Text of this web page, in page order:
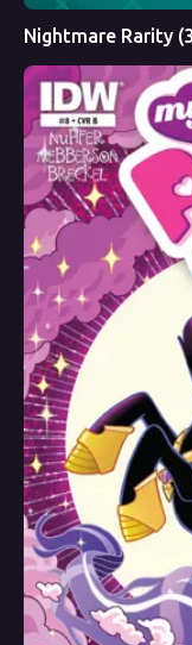
Nightmare Rarity